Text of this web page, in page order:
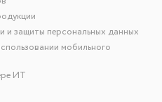
и защиты персональных данных
мобильного
ИТ